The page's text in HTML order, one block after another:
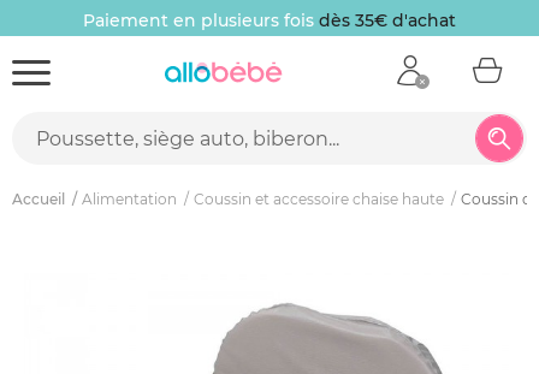
Paiement en plusieurs fois dès 35€ d'achat
Accueil Alimentation Coussin et accessoire chaise haute Coussin